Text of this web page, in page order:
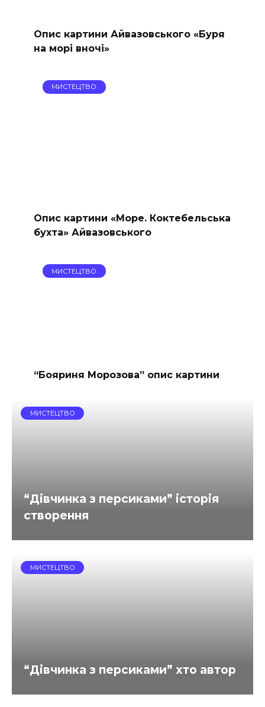
Опис картини Айвазовського «Буря
на морі вночі»
МИСТЕЦТВО
Опис картини «Море. Коктебельська
бухта» Айвазовського
МИСТЕЦТВО
“Бояриня Морозова” опис картини
МИСТЕЦТВО
“Дівчинка з персиками” історія
створення
МИСТЕЦТВО
“Дівчинка з персиками” хто автор